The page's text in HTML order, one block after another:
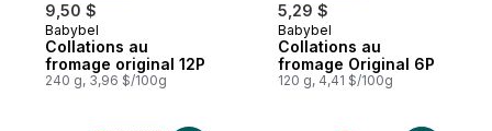
9,50 $
Sponsorisé
Babybel
Collations au
fromage original 12P
240 g, 3,96 $/100g
5,29 $
Sponsorisé
Babybel
Collations au
fromage Original 6P
120 g, 4,41 $/100g